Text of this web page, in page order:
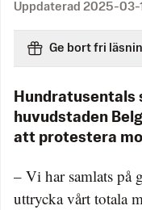
Uppdaterad 2025-03-
Ge bort fri
Hundratusentals
huvudstaden
att protestera
– Vi har samlats på
uttrycka vårt totala